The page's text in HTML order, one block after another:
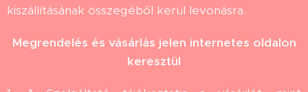
kiszállításának összegéből kerül levonásra.
Megrendelés és vásárlás jelen internetes oldalon
keresztül